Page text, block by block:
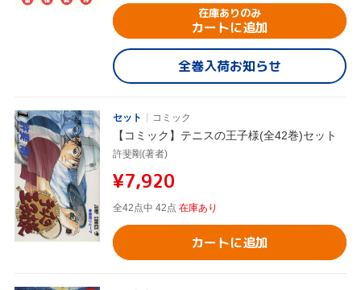
在庫ありのみ
カートに追加
全巻入荷お知らせ
セット コミック
【コミック】テニスの王子様(全42巻)セット
許斐剛(著者)
¥7,920
全42点中 42点 在庫あり
カートに追加